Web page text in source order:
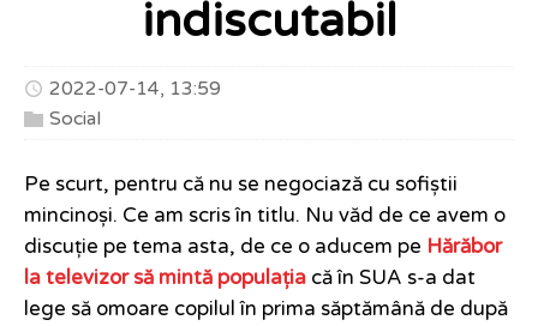
indiscutabil
2022-07-14, 13:59
Social
Pe scurt, pentru că nu se negociază cu sofiștii
mincinoși. Ce am scris în titlu. Nu văd de ce avem o
discuție pe tema asta, de ce o aducem pe Hărăbor
la televizor să mintă populația că în SUA s-a dat
lege să omoare copilul în prima săptămână de după